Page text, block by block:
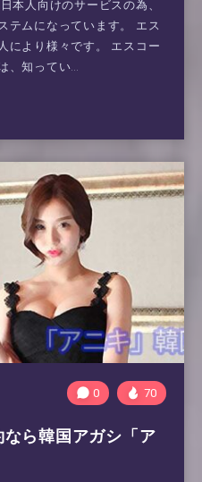
本人向けのサービスの為、
テムになっています。 エス
により様々です。 エスコー
、知ってい…
0 70
ら韓国アガシ「ア